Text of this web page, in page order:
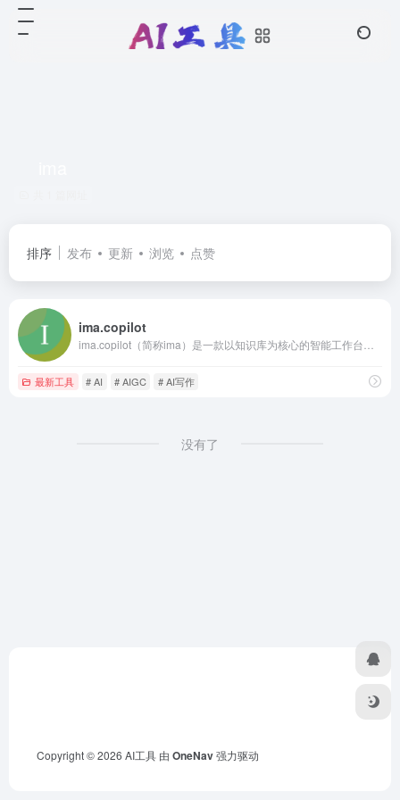
排序 发布 更新 浏览 点赞
ima.copilot
最新工具 # AI # AIGC # AI写作
没有了
Copyright © 2026 AI工具 由 OneNav强力驱动